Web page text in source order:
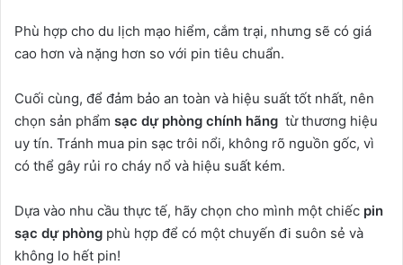
Phù hợp cho du lịch mạo hiểm, cắm trại, nhưng sẽ có giá
cao hơn và nặng hơn so với pin tiêu chuẩn.
Cuối cùng, để đảm bảo an toàn và hiệu suất tốt nhất, nên
chọn sản phẩm sạc dự phòng chính hãng từ thương hiệu
uy tín. Tránh mua pin sạc trôi nổi, không rõ nguồn gốc, vì
có thể gây rủi ro cháy nổ và hiệu suất kém.
Dựa vào nhu cầu thực tế, hãy chọn cho mình một chiếc pin
sạc dự phòng phù hợp để có một chuyến đi suôn sẻ và
không lo hết pin!